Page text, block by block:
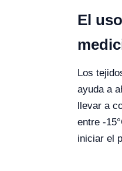
El
Los
ayuda a
llevar a
entre -
iniciar el